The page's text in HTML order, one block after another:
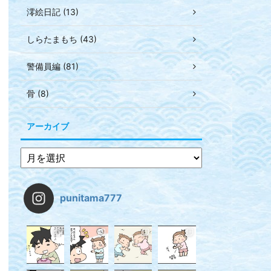
澪絵日記 (13)
しらたまもち (43)
警備員編 (81)
骨 (8)
アーカイブ
punitama777